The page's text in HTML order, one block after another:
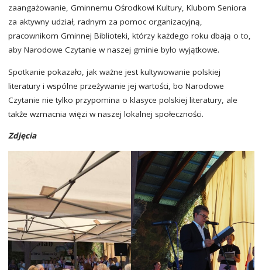
zaangażowanie, Gminnemu Ośrodkowi Kultury, Klubom Seniora
za aktywny udział, radnym za pomoc organizacyjną,
pracownikom Gminnej Biblioteki, którzy każdego roku dbają o to,
aby Narodowe Czytanie w naszej gminie było wyjątkowe.
Spotkanie pokazało, jak ważne jest kultywowanie polskiej
literatury i wspólne przeżywanie jej wartości, bo Narodowe
Czytanie nie tylko przypomina o klasyce polskiej literatury, ale
także wzmacnia więzi w naszej lokalnej społeczności.
Zdjęcia